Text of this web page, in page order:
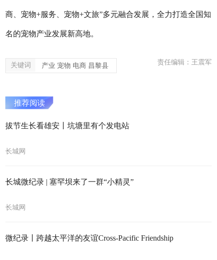
商、宠物+服务、宠物+文旅”多元融合发展，全力打造全国知
名的宠物产业发展新高地。
关键词 产业 宠物 电商 昌黎县 责任编辑：王震军
推荐阅读
拔节生长看雄安丨坑塘里有个发电站
长城网
长城微纪录 | 塞罕坝来了一群“小精灵”
长城网
微纪录丨跨越太平洋的友谊Cross-Pacific Friendship